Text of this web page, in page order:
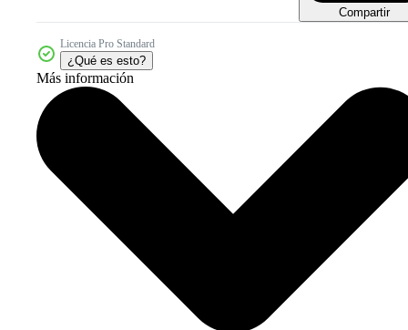
Compartir
Licencia Pro Standard
¿Qué es esto?
Más información